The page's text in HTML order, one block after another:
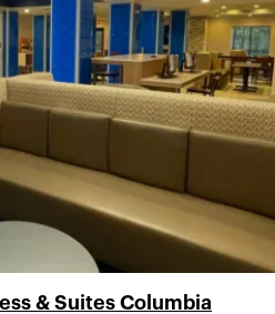
& Suites Columbia